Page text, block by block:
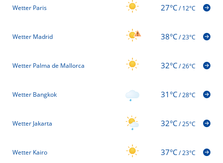
Wetter Paris 27°C/12°C
Wetter Madrid 38°C/23°C
Wetter Palma de Mallorca 32°C/26°C
Wetter Bangkok 31°C/28°C
Wetter Jakarta 32°C/25°C
Wetter Kairo 37°C/23°C